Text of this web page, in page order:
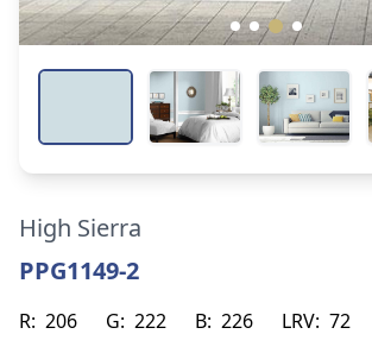
High Sierra
PPG1149-2
R: 206 G: 222 B: 226 LRV: 72